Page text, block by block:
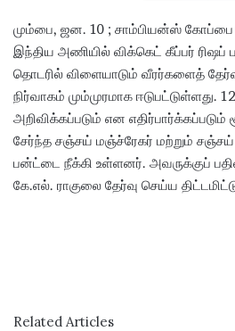
மும்பை, ஜன. 10 ; சாம்பியன்ஸ் கோப்பை
இந்திய அணியில் விக்கெட் கீப்பர் ரிஷப்
தொடரில் விளையாடும் வீரர்களைத்
நிர்வாகம் மும்முரமாக ஈடுபட்டுள்ளது.
அறிவிக்கப்படும் என எதிர்பார்க்கப்படும்
சேர்ந்த சஞ்சய் மஞ்ச்ரேகர் மற்றும்
பன்ட்டை நீக்கி உள்ளனர். அவருக்குப்
கே.எல். ராகுலை தேர்வு செய்ய
Related Articles